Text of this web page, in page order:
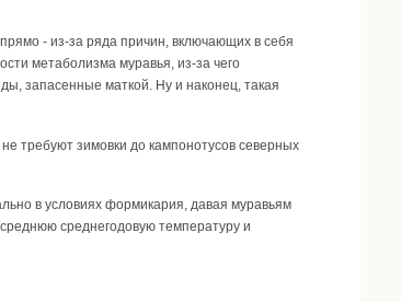
- из-за ряда причин, включающих в себя
метаболизма муравья, из-за чего
запасенные маткой. Ну и наконец, такая
требуют зимовки до кампонотусов северных
в условиях формикария, давая муравьям
среднегодовую температуру и